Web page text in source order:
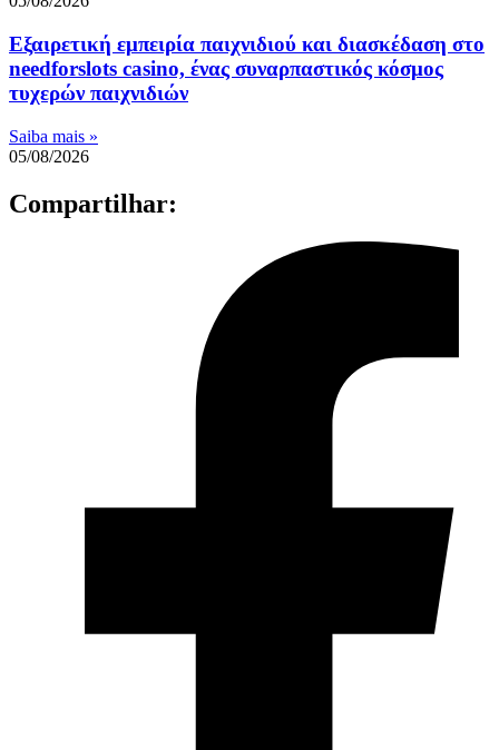
Εξαιρετική εμπειρία παιχνιδιού και διασκέδαση στο
needforslots casino, ένας συναρπαστικός κόσμος
τυχερών παιχνιδιών
Saiba mais »
05/08/2026
Compartilhar: